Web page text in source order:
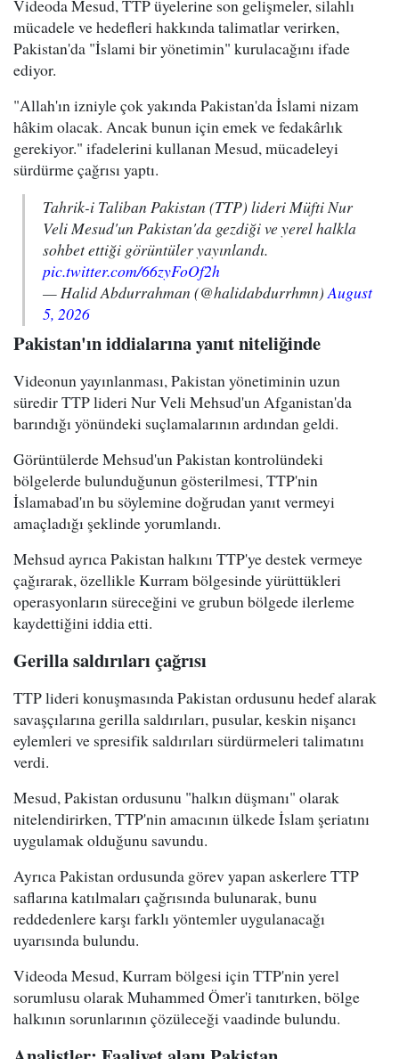
Videoda Mesud, TTP üyelerine son gelişmeler, silahlı
mücadele ve hedefleri hakkında talimatlar verirken,
Pakistan'da "İslami bir yönetimin" kurulacağını ifade
ediyor.
"Allah'ın izniyle çok yakında Pakistan'da İslami nizam
hâkim olacak. Ancak bunun için emek ve fedakârlık
gerekiyor." ifadelerini kullanan Mesud, mücadeleyi
sürdürme çağrısı yaptı.
Tahrik-i Taliban Pakistan (TTP) lideri Müfti Nur
Veli Mesud'un Pakistan'da gezdiği ve yerel halkla
sohbet ettiği görüntüler yayınlandı.
pic.twitter.com/66zyFoOf2h
— Halid Abdurrahman (@halidabdurrhmn)August
5, 2026
Pakistan'ın iddialarına yanıt niteliğinde
Videonun yayınlanması, Pakistan yönetiminin uzun
süredir TTP lideri Nur Veli Mehsud'un Afganistan'da
barındığı yönündeki suçlamalarının ardından geldi.
Görüntülerde Mehsud'un Pakistan kontrolündeki
bölgelerde bulunduğunun gösterilmesi, TTP'nin
İslamabad'ın bu söylemine doğrudan yanıt vermeyi
amaçladığı şeklinde yorumlandı.
Mehsud ayrıca Pakistan halkını TTP'ye destek vermeye
çağırarak, özellikle Kurram bölgesinde yürüttükleri
operasyonların süreceğini ve grubun bölgede ilerleme
kaydettiğini iddia etti.
Gerilla saldırıları çağrısı
TTP lideri konuşmasında Pakistan ordusunu hedef alarak
savaşçılarına gerilla saldırıları, pusular, keskin nişancı
eylemleri ve spresifik saldırıları sürdürmeleri talimatını
verdi.
Mesud, Pakistan ordusunu "halkın düşmanı" olarak
nitelendirirken, TTP'nin amacının ülkede İslam şeriatını
uygulamak olduğunu savundu.
Ayrıca Pakistan ordusunda görev yapan askerlere TTP
saflarına katılmaları çağrısında bulunarak, bunu
reddedenlere karşı farklı yöntemler uygulanacağı
uyarısında bulundu.
Videoda Mesud, Kurram bölgesi için TTP'nin yerel
sorumlusu olarak Muhammed Ömer'i tanıtırken, bölge
halkının sorunlarının çözüleceği vaadinde bulundu.